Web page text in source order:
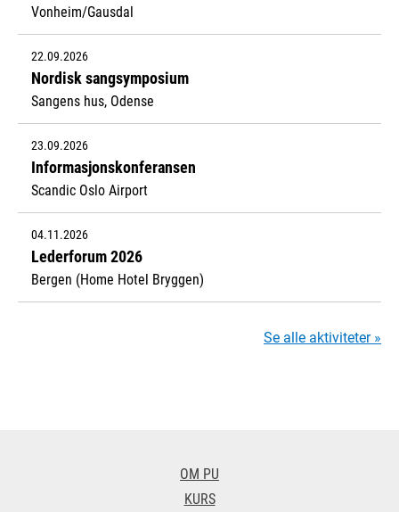
Vonheim/Gausdal
22.09.2026
Nordisk sangsymposium
Sangens hus, Odense
23.09.2026
Informasjonskonferansen
Scandic Oslo Airport
04.11.2026
Lederforum 2026
Bergen (Home Hotel Bryggen)
Se alle aktiviteter »
OM PU
KURS